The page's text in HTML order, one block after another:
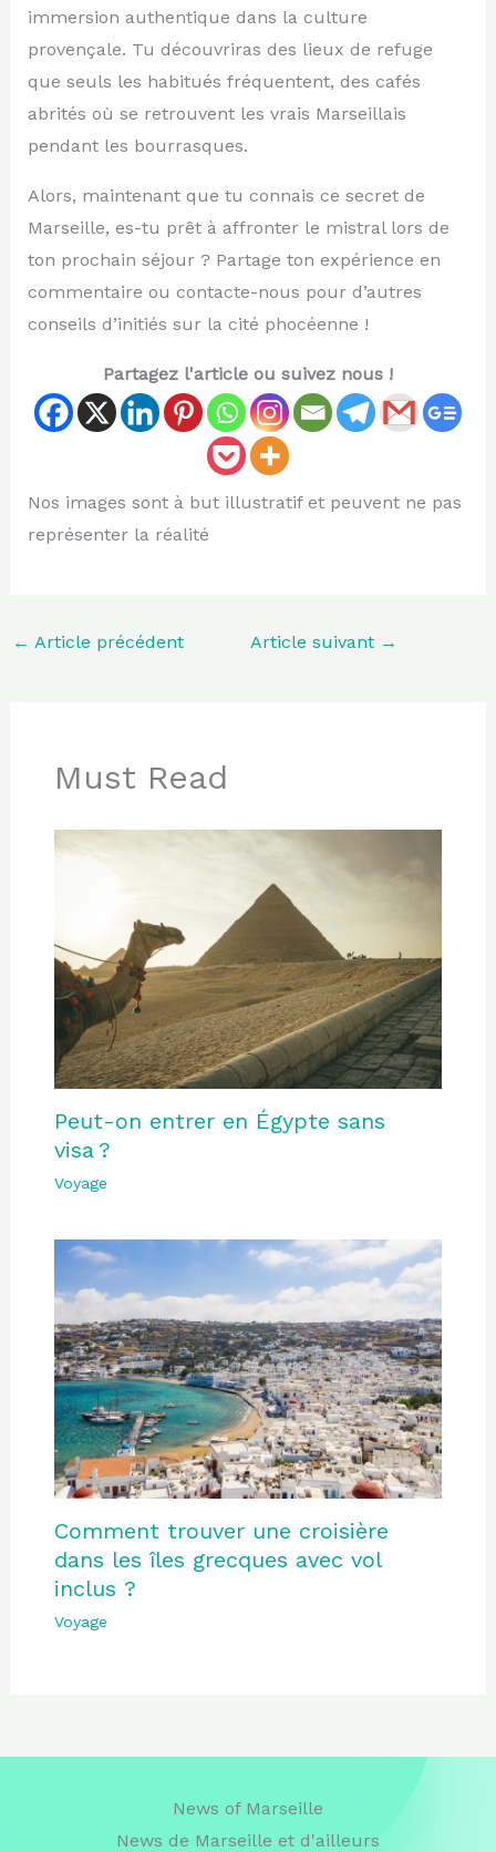
immersion authentique dans la culture
provençale. Tu découvriras des lieux de refuge
que seuls les habitués fréquentent, des cafés
abrités où se retrouvent les vrais Marseillais
pendant les bourrasques.
Alors, maintenant que tu connais ce secret de
Marseille, es-tu prêt à affronter le mistral lors de
ton prochain séjour ? Partage ton expérience en
commentaire ou contacte-nous pour d’autres
conseils d’initiés sur la cité phocéenne !
Partagez l'article ou suivez nous !
Nos images sont à but illustratif et peuvent ne pas
représenter la réalité
← Article précédent Article suivant →
Must Read
Peut-on entrer en Égypte sans
visa ?
Voyage
Comment trouver une croisière
dans les îles grecques avec vol
inclus ?
Voyage
News of Marseille
News de Marseille et d'ailleurs